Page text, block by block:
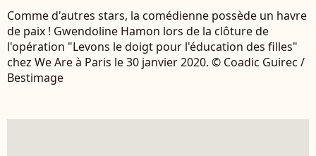
Comme d'autres stars, la comédienne possède un havre
de paix ! Gwendoline Hamon lors de la clôture de
l'opération "Levons le doigt pour l'éducation des filles"
chez We Are à Paris le 30 janvier 2020. © Coadic Guirec /
Bestimage